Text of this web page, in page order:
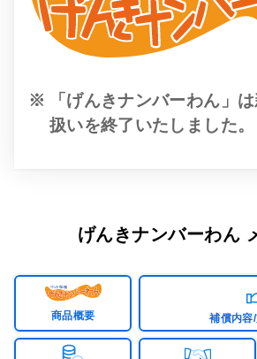
「げんきナンバーわん」
扱いを終了いたしました。
げんきナンバーわん
商品概要 補償内容